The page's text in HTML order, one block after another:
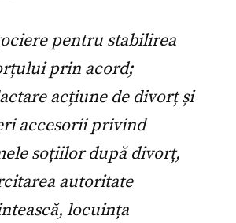
pentru stabilirea
prin acord;
acțiune de divorț și
accesorii privind
soțiilor după divorț,
autoritate
locuința